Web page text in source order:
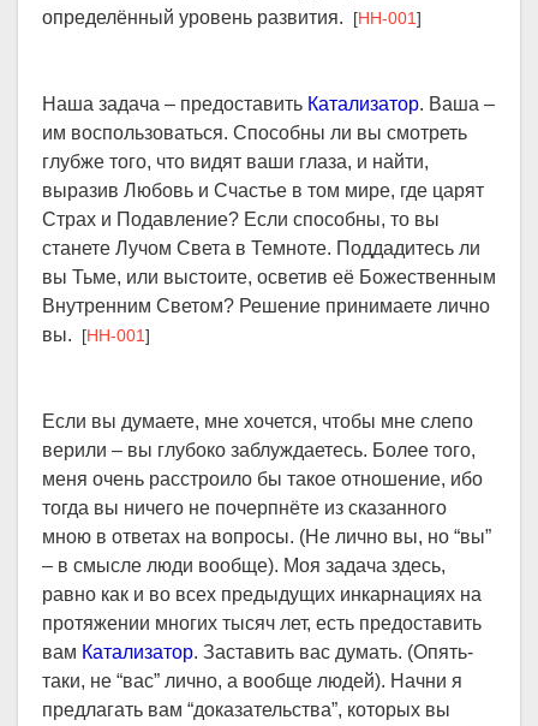
определённый уровень развития. [HH-001]
Наша задача – предоставить Катализатор. Ваша –
им воспользоваться. Способны ли вы смотреть
глубже того, что видят ваши глаза, и найти,
выразив Любовь и Счастье в том мире, где царят
Страх и Подавление? Если способны, то вы
станете Лучом Света в Темноте. Поддадитесь ли
вы Тьме, или выстоите, осветив её Божественным
Внутренним Светом? Решение принимаете лично
вы. [HH-001]
Если вы думаете, мне хочется, чтобы мне слепо
верили – вы глубоко заблуждаетесь. Более того,
меня очень расстроило бы такое отношение, ибо
тогда вы ничего не почерпнёте из сказанного
мною в ответах на вопросы. (Не лично вы, но “вы”
– в смысле люди вообще). Моя задача здесь,
равно как и во всех предыдущих инкарнациях на
протяжении многих тысяч лет, есть предоставить
вам Катализатор. Заставить вас думать. (Опять-
таки, не “вас” лично, а вообще людей). Начни я
предлагать вам “доказательства”, которых вы